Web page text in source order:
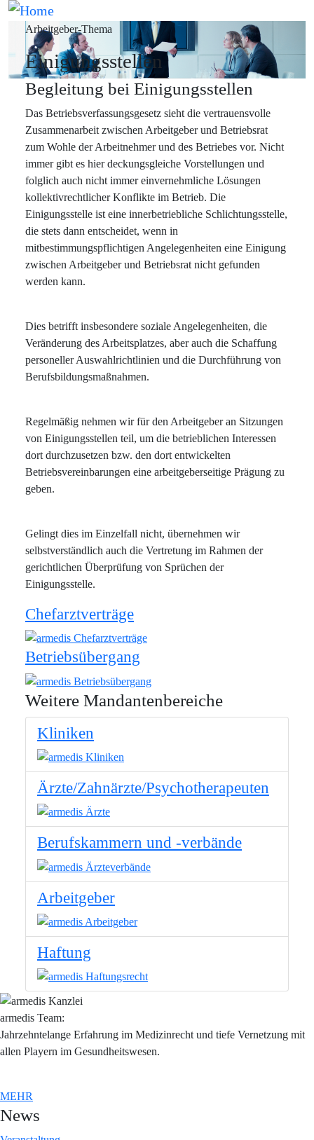
Direkt zum Inhalt
Arbeitgeber-Thema
Einigungsstellen
H2 Subtitle
Begleitung bei Einigungsstellen
Das Betriebsverfassungsgesetz sieht die vertrauensvolle
Zusammenarbeit zwischen Arbeitgeber und Betriebsrat
zum Wohle der Arbeitnehmer und des Betriebes vor. Nicht
immer gibt es hier deckungsgleiche Vorstellungen und
folglich auch nicht immer einvernehmliche Lösungen
kollektivrechtlicher Konflikte im Betrieb. Die
Einigungsstelle ist eine innerbetriebliche Schlichtungsstelle,
die stets dann entscheidet, wenn in
mitbestimmungspflichtigen Angelegenheiten eine Einigung
zwischen Arbeitgeber und Betriebsrat nicht gefunden
werden kann.
Dies betrifft insbesondere soziale Angelegenheiten, die
Veränderung des Arbeitsplatzes, aber auch die Schaffung
personeller Auswahlrichtlinien und die Durchführung von
Berufsbildungsmaßnahmen.
Regelmäßig nehmen wir für den Arbeitgeber an Sitzungen
von Einigungsstellen teil, um die betrieblichen Interessen
dort durchzusetzen bzw. den dort entwickelten
Betriebsvereinbarungen eine arbeitgeberseitige Prägung zu
geben.
Gelingt dies im Einzelfall nicht, übernehmen wir
selbstverständlich auch die Vertretung im Rahmen der
gerichtlichen Überprüfung von Sprüchen der
Einigungsstelle.
Chefarztverträge
Betriebsübergang
Weitere Mandantenbereiche
Kliniken
Ärzte/Zahnärzte/Psychotherapeuten
Berufskammern und -verbände
Arbeitgeber
Haftung
armedis Team:
Jahrzehntelange Erfahrung im Medizinrecht und tiefe Vernetzung mit
allen Playern im Gesundheitswesen.
MEHR
News